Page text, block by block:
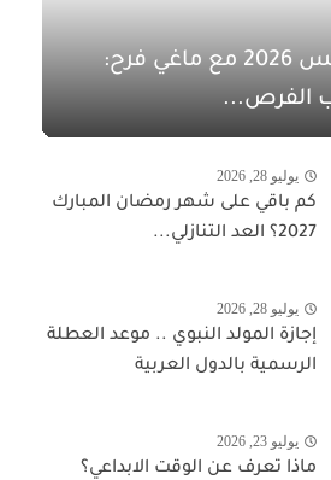
مفاجآت أغسطس 2026 مع ماغي فرح:
الفرص...
يوليو 28, 2026
كم باقي على شهر رمضان المبارك
2027؟ العد التنازلي...
يوليو 28, 2026
إجازة المولد النبوي .. موعد العطلة
الرسمية بالدول العربية
يوليو 23, 2026
ماذا تعرف عن الوقت الابداعي؟